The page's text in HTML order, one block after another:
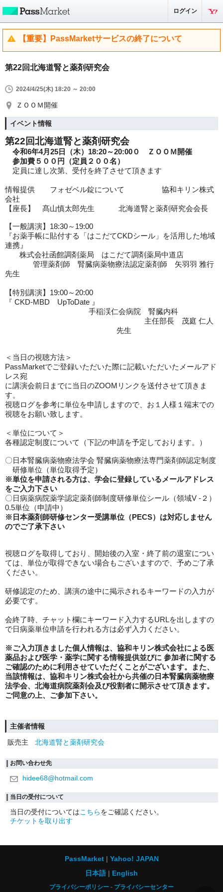
ログイン
【重要】PassMarketサービスの終了について
第22回北海道腎と薬剤研究会
2024/4/25(木) 18:20 ～ 20:00
ＺＯＯＭ開催
イベント情報
第22回北海道腎と薬剤研究会
令和6年4月25日（木）18:20～20:00０ ＺＯＯＭ開催
参加費５００円（定員２００名）
定員に達し次第、受付を終了させて頂きます
情報提供 フォゼベル錠について 協和キリン株式
会社
【座長】 髙山慎太郎先生 北海道腎と薬剤研究会会長
【一般講演】18:30～19:00
『お薬手帳に貼付する「はこだてCKDシール」を活用した地域
連携』
株式会社函館調剤薬局 はこだて調剤薬局中道店
管理薬剤師 腎臓病薬物療法認定薬剤師 矢羽羽 雅行
先生
【特別講演】19:00～20:00
『 CKD-MBD UpToDate 』
手稲渓仁会病院 腎臓内科
主任部長 茂庭 仁人
先生
＜当日の視聴方法＞
PassMarketでご登録いただいた際に記載いただいたメールアド
レス宛
に講演会前日までに当日のZOOMリンクを送付させて頂きま
す。
視聴ログを参考に単位を申請しますので、お１人様１端末での
視聴をお願い致します。
＜単位について＞
各種認定制度について（下記の申請を予定しております。）
〇日本腎臓病薬物療法学会 腎臓病薬物療法専門薬剤師認定制度
研修単位（単位取得予定）
※単位を申請される方は、学会に登録しているメールアドレス
をご入力下さい
〇日病薬病院薬学認定薬剤師制度研修単位シール（領域V -２）
0.5単位（申請中）
※日本薬剤師研修センター受講単位（PECS） は対応しません
のでご了承下さい
視聴ログを取得しており、開始後の入室・終了前の退室につい
ては、単位が取得できない場合もございますので、予めご了承
ください。
研修認定のため、講演の途中に掲示されるキーワードの入力が
必要です。
会終了時、チャット欄にキーワード入力するURLを出しますの
で日病薬単位申請を行われる方は必ず入力ください。
※ご入力頂きました個人情報は、 協和キリン株式会社による医
薬品および医学・薬学に関する情報提供並びに 参加者に関する
ご確認のために利用させていただくことがございます。また、
当該情報は、 協和キリン株式会社から共催の日本腎臓病薬物療
法学会、北海道病院薬剤会及び役割者に開示させて頂きます。
ご同意の上、ご参加下さい。
主催者情報
販売主
北海道腎と薬剤研究会
お問い合わせ先
hidee68@hotmail.com
当日の受付について
当日の受付についてはこちらをご確認ください。
チケットを取り出す
PassMarket
Yahoo! JAPAN
日本語
English
プライバシーポリシー プライバシーセンター